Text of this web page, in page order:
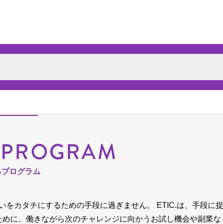
ログラム
カタチにするための手段に過ぎません。
ETIC.は、手段に捉
に、 働きながら次のチャレンジに向かうお試し機会や副業な